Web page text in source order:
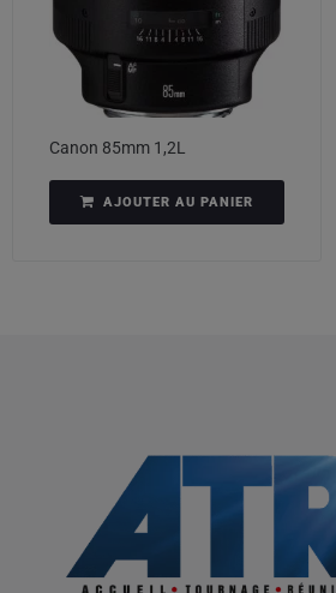
Canon 85mm 1,2L
AJOUTER AU PANIER